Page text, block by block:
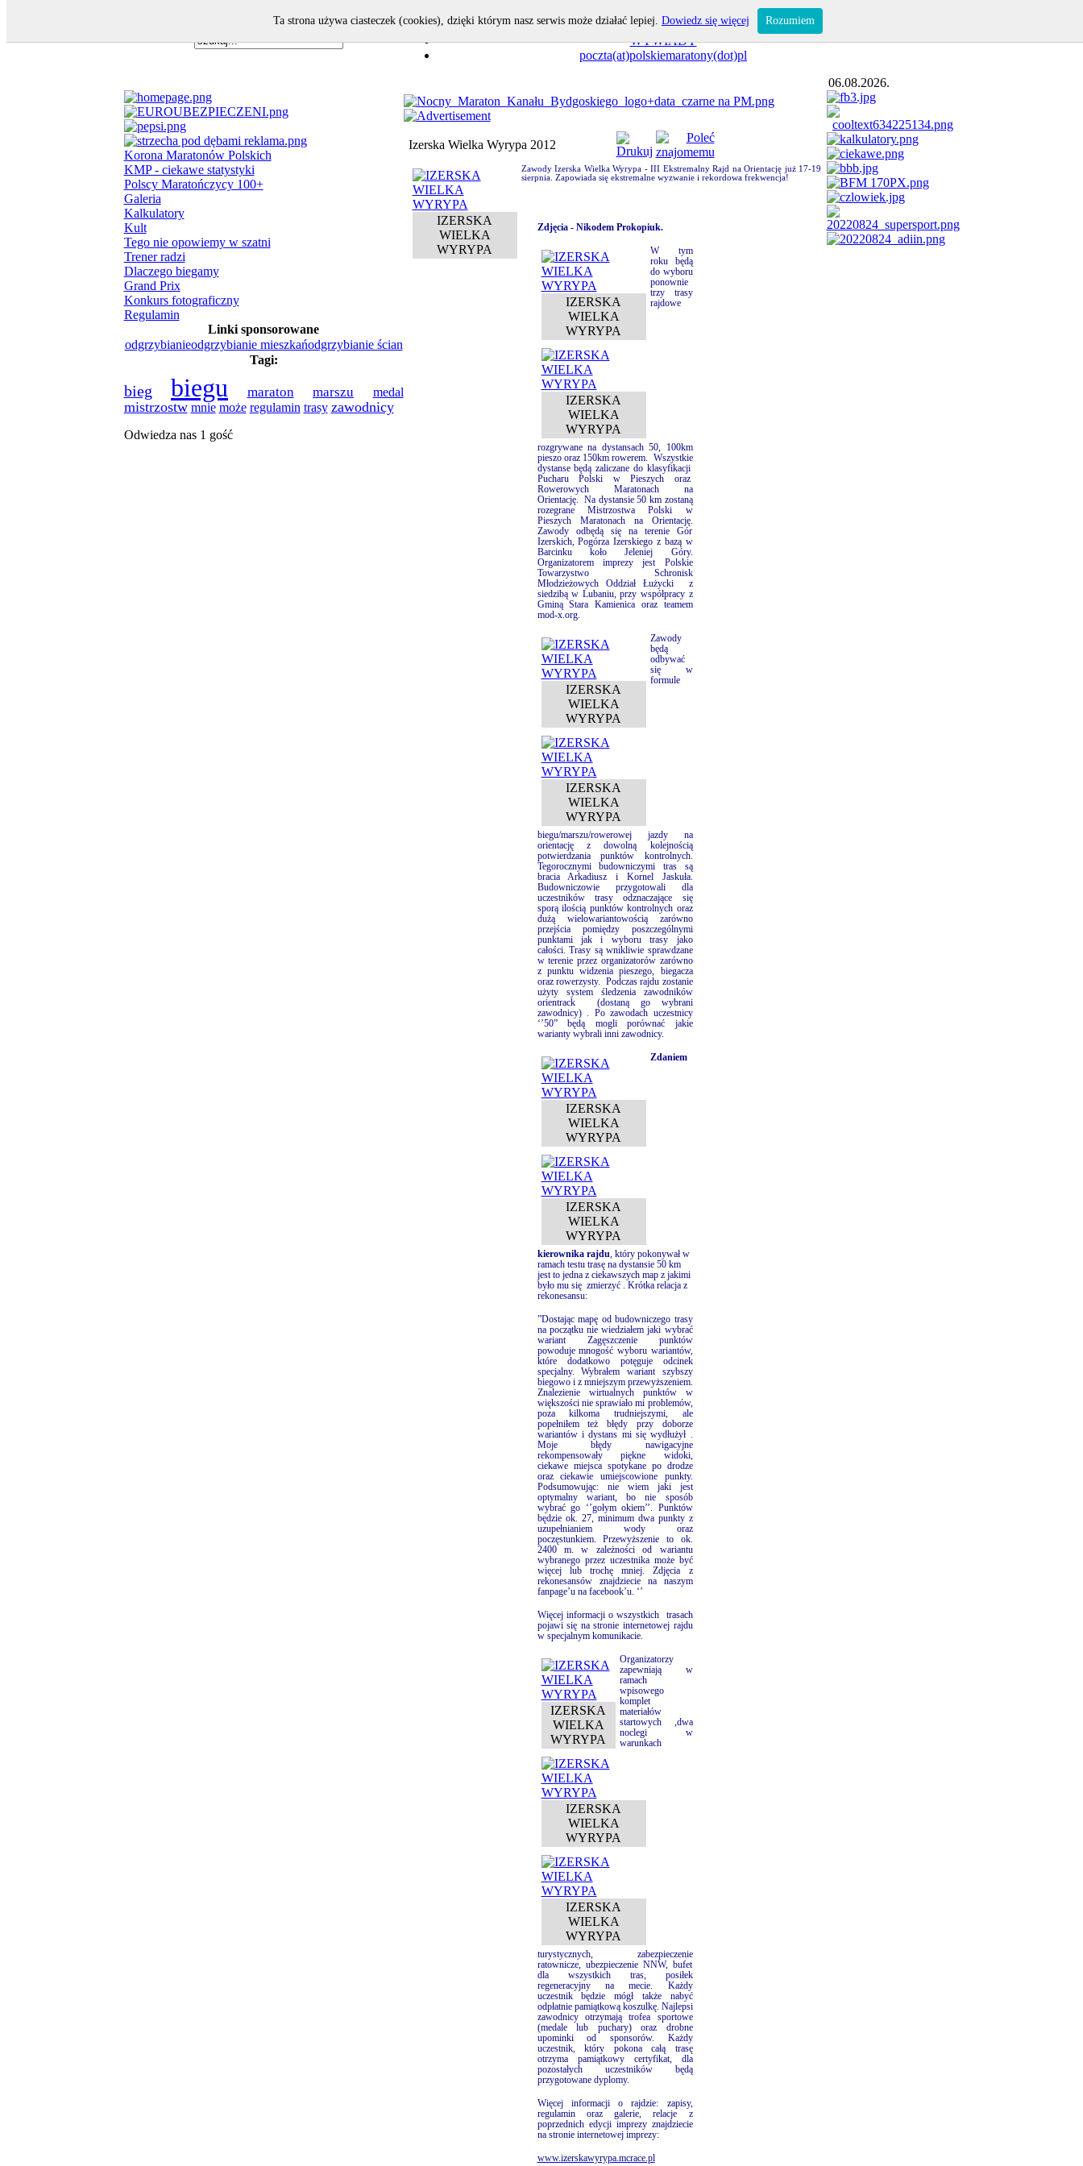
OPOWIEDZ I TY!
WYWIADY
poczta(at)polskiemaratony(dot)pl
06.08.2026.
Korona Maratonów Polskich
KMP - ciekawe statystyki
Polscy Maratończycy 100+
Galeria
Kalkulatory
Kult
Tego nie opowiemy w szatni
Trener radzi
Dlaczego biegamy
Grand Prix
Konkurs fotograficzny
Regulamin
Linki sponsorowane
odgrzybianieodgrzybianie mieszkańodgrzybianie ścian
Tagi:
bieg biegu maraton marszu medal
mistrzostw mnie może regulamin trasy zawodnicy
Odwiedza nas 1 gość
Izerska Wielka Wyrypa 2012
IZERSKA
WIELKA
WYRYPA
Zawody Izerska Wielka Wyrypa - III Ekstremalny Rajd na Orientację już 17-19
sierpnia. Zapowiada się ekstremalne wyzwanie i rekordowa frekwencja!
Zdjęcia - Nikodem Prokopiuk.
IZERSKA
WIELKA
WYRYPA
IZERSKA
WIELKA
WYRYPA
W tym
roku będą
do wyboru
ponownie
trzy trasy
rajdowe
rozgrywane na dystansach 50, 100km
pieszo oraz 150km rowerem. Wszystkie
dystanse będą zaliczane do klasyfikacji
Pucharu Polski w Pieszych oraz
Rowerowych Maratonach na
Orientację. Na dystansie50 km zostaną
rozegrane Mistrzostwa Polski w
Pieszych Maratonach na Orientację.
Zawody odbędą się na terenie Gór
Izerskich, Pogórza Izerskiego z bazą w
Barcinku koło Jeleniej Góry.
Organizatorem imprezy jest Polskie
Towarzystwo Schronisk
Młodzieżowych Oddział Łużycki
z
siedzibą w Lubaniu, przy współpracy z
Gminą Stara Kamienica oraz teamem
mod-x.org.
IZERSKA
WIELKA
WYRYPA
IZERSKA
WIELKA
WYRYPA
Zawody
będą
odbywać
się w
formule
biegu/marszu/rowerowej jazdy na
orientację z dowolną kolejnością
potwierdzania punktów kontrolnych.
Tegorocznymi budowniczymi tras są
bracia Arkadiusz i Kornel Jaskuła.
Budowniczowie przygotowali dla
uczestników trasy odznaczające się
sporą ilością punktów kontrolnych oraz
dużą wielowariantowością zarówno
przejścia pomiędzy poszczególnymi
punktami jak i wyboru trasy jako
całości. Trasy są wnikliwie sprawdzane
w terenie przez organizatorów zarówno
z punktu widzenia pieszego, biegacza
oraz rowerzysty. Podczas rajdu zostanie
użyty system śledzenia zawodników
orientrack
(dostaną go wybrani
zawodnicy) . Po zawodach uczestnicy
‘’50” będą mogli porównać jakie
warianty wybrali inni zawodnicy.
IZERSKA
WIELKA
WYRYPA
IZERSKA
WIELKA
WYRYPA
Zdaniem
kierownika rajdu, który pokonywał w
ramach testu trasę na dystansie 50 km
jest to jedna z ciekawszych map z jakimi
było mu się zmierzyć . Krótka relacja z
rekonesansu:
”Dostając mapę od budowniczego trasy
na początku nie wiedziałem jaki wybrać
wariant Zagęszczenie punktów
powoduje mnogość wyboru wariantów,
które dodatkowo potęguje odcinek
specjalny. Wybrałem wariant szybszy
biegowo i z mniejszym przewyższeniem.
Znalezienie wirtualnych punktów w
większości nie sprawiało mi problemów,
poza kilkoma trudniejszymi, ale
popełniłem też błędy przy doborze
wariantów i dystans mi się wydłużył .
Moje błędy nawigacyjne
rekompensowały piękne widoki,
ciekawe miejsca spotykane po drodze
oraz ciekawie umiejscowione punkty.
Podsumowując: nie wiem jaki jest
optymalny wariant, bo nie sposób
wybrać go ‘’gołym okiem’’. Punktów
będzie ok. 27, minimum dwa punkty z
uzupełnianiem wody oraz
poczęstunkiem. Przewyższenie to ok.
2400 m. w zależności od wariantu
wybranego przez uczestnika może być
więcej lub trochę mniej. Zdjęcia z
rekonesansów znajdziecie na naszym
fanpage’u na facebook’u. ‘’
Więcej informacji o wszystkich
trasach
pojawi się na stronie internetowej rajdu
w specjalnym komunikacie.
IZERSKA
WIELKA
WYRYPA
IZERSKA
WIELKA
WYRYPA
IZERSKA
WIELKA
WYRYPA
Organizatorzy
zapewniają w
ramach
wpisowego
komplet
materiałów
startowych ,dwa
noclegi w
warunkach
turystycznych, zabezpieczenie
ratownicze, ubezpieczenie NNW, bufet
dla wszystkich tras, posiłek
regeneracyjny na mecie. Każdy
uczestnik będzie mógł także nabyć
odpłatnie pamiątkową koszulkę. Najlepsi
zawodnicy otrzymają trofea sportowe
(medale lub puchary) oraz drobne
upominki od sponsorów. Każdy
uczestnik, który pokona całą trasę
otrzyma pamiątkowy certyfikat, dla
pozostałych uczestników będą
przygotowane dyplomy.
Więcej informacji o rajdzie: zapisy,
regulamin oraz galerie, relacje z
poprzednich edycji imprezy znajdziecie
na stronie internetowej imprezy:
www.izerskawyrypa.mcrace.pl
Ta strona używa ciasteczek (cookies), dzięki którym nasz serwis może działać lepiej. Dowiedz się więcej Rozumiem